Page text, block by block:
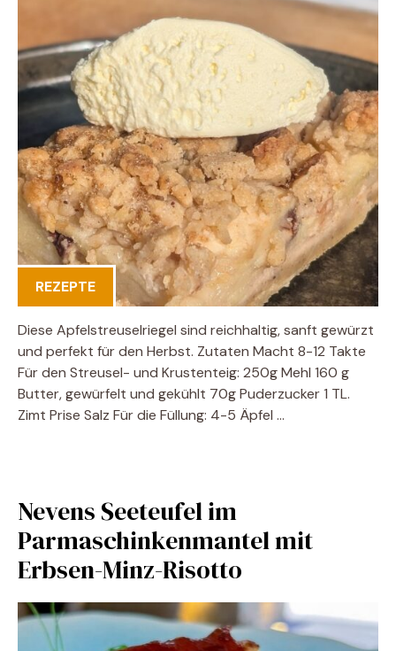
REZEPTE
Diese Apfelstreuselriegel sind reichhaltig, sanft gewürzt
und perfekt für den Herbst. Zutaten Macht 8-12 Takte
Für den Streusel- und Krustenteig: 250g Mehl 160 g
Butter, gewürfelt und gekühlt 70g Puderzucker 1 TL.
Zimt Prise Salz Für die Füllung: 4-5 Äpfel …
Nevens Seeteufel im
Parmaschinkenmantel mit
Erbsen-Minz-Risotto